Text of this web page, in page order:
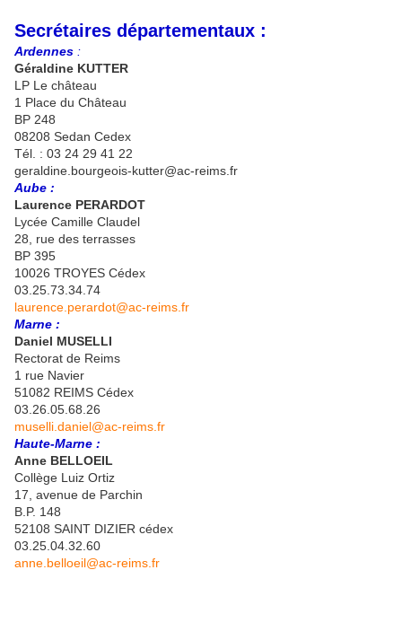
Secrétaires départementaux :
Ardennes :
Géraldine KUTTER
LP Le château
1 Place du Château
BP 248
08208 Sedan Cedex
Tél. : 03 24 29 41 22
geraldine.bourgeois-kutter@ac-reims.fr
Aube :
Laurence PERARDOT
Lycée Camille Claudel
28, rue des terrasses
BP 395
10026 TROYES Cédex
03.25.73.34.74
laurence.perardot@ac-reims.fr
Marne :
Daniel MUSELLI
Rectorat de Reims
1 rue Navier
51082 REIMS Cédex
03.26.05.68.26
muselli.daniel@ac-reims.fr
Haute-Marne :
Anne BELLOEIL
Collège Luiz Ortiz
17, avenue de Parchin
B.P. 148
52108 SAINT DIZIER cédex
03.25.04.32.60
anne.belloeil@ac-reims.fr